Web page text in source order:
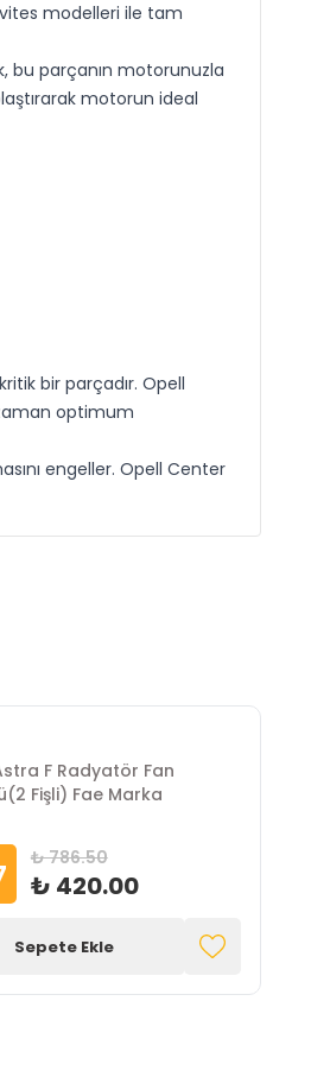
vites modelleri ile tam
bu parçanın motorunuzla
motorun ideal
bir parçadır. Opell
optimum
engeller. Opell Center
F Radyatör Fan
Fişli) Fae Marka
₺ 786.50
₺ 420.00
Sepete Ekle